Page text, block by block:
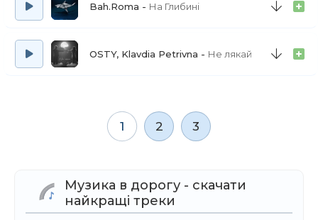
Bah.Roma На Глибині
OSTY, Klavdia Petrivna Не лякай
1 2 3
Музика в дорогу - скачати
найкращі треки